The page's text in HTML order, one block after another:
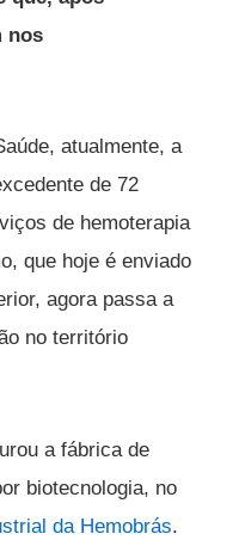
nos
atualmente, a
de 72
de hemoterapia
que hoje é enviado
agora passa a
no território
a fábrica de
biotecnologia, no
da Hemobrás.